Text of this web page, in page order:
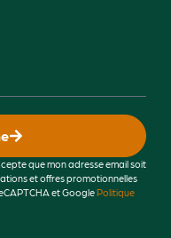
que mon adresse email soit
et offres promotionnelles
et GooglePolitique